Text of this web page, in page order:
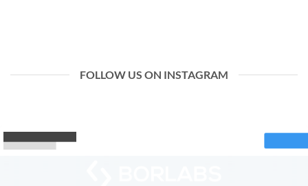
FOLLOW US ON INSTAGRAM